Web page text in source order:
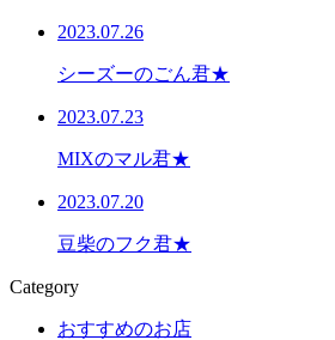
2023.07.26
シーズーのごん君★
2023.07.23
MIXのマル君★
2023.07.20
豆柴のフク君★
Category
おすすめのお店